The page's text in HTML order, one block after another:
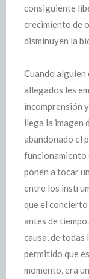
consiguiente
crecimiento de
disminuyen la
Cuando alguien
allegados les
incomprensión
llega la imagen
abandonado el
funcionamiento
ponen a tocar
entre los
que el
antes de
causa, de todas
permitido que
momento, era